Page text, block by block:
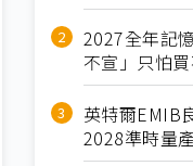
2027全年記
不宣」只怕
英特爾EMIB
2028準時量產